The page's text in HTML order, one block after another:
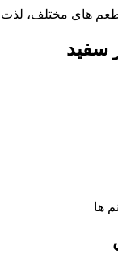
طعم های مختلف،
سفید
ها